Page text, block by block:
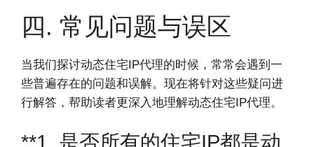
四. 常见问题与误区
当我们探讨动态住宅IP代理的时候，常常会遇到一
些普遍存在的问题和误解。现在将针对这些疑问进
行解答，帮助读者更深入地理解动态住宅IP代理。
**1. 是否所有的住宅IP都是动